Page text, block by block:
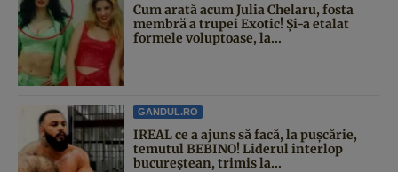
Cum arată acum Julia Chelaru, fosta
membră a trupei Exotic! Și-a etalat
formele voluptoase, la...
GANDUL.RO
IREAL ce a ajuns să facă, la pușcărie,
temutul BEBINO! Liderul interlop
bucureștean, trimis la...